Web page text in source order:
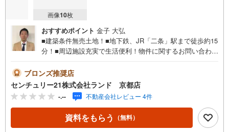
画像10枚
おすすめポイント 金子 大弘
■建築条件無売土地！■地下鉄、JR「二条」駅まで徒歩約15
分！■周辺施設充実で生活便利！物件に関するお問い合わせ
いませ！＜センチュリー21ランドについて＞●センチュリ
ー21ランド京都店は・・・ お客様のご希望をお客様の目
線でご満足いただけるお住いを全力でお探し致します！●購
入・売却・ローンのご相談など、些細なことでもお気軽に
ご相談下さいませ！●リフォームのご相談も承っておりま
す。○京阪鴨東線 「出町柳」駅 徒歩約6分○京都市営地下鉄
ブロンズ推奨店
センチュリー21株式会社ランド 京都店
-.-- 不動産会社レビュー 4件
資料をもらう （無料）